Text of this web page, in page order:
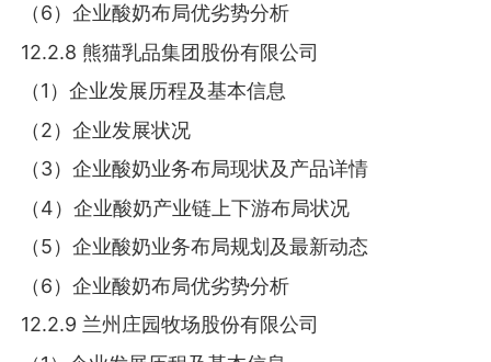
（6）企业酸奶布局优劣势分析
12.2.8 熊猫乳品集团股份有限公司
（1）企业发展历程及基本信息
（2）企业发展状况
（3）企业酸奶业务布局现状及产品详情
（4）企业酸奶产业链上下游布局状况
（5）企业酸奶业务布局规划及最新动态
（6）企业酸奶布局优劣势分析
12.2.9 兰州庄园牧场股份有限公司